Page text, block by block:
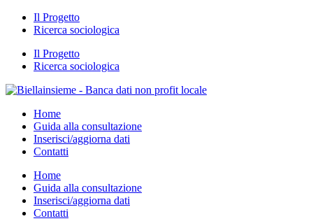
Il Progetto
Ricerca sociologica
Il Progetto
Ricerca sociologica
Home
Guida alla consultazione
Inserisci/aggiorna dati
Contatti
Home
Guida alla consultazione
Inserisci/aggiorna dati
Contatti